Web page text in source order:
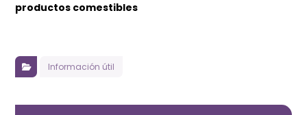
productos comestibles
Información útil